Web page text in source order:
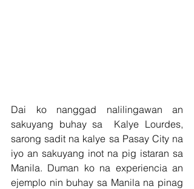
Dai ko nanggad nalilingawan an
sakuyang buhay sa  Kalye Lourdes,
sarong sadit na kalye sa Pasay City na
iyo an sakuyang inot na pig istaran sa
Manila. Duman ko na experiencia an
ejemplo nin buhay sa Manila na pinag